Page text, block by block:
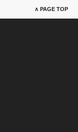
∧ PAGE TOP